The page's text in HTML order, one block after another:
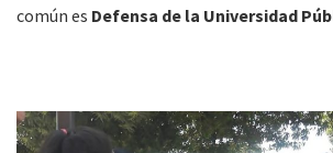
común es Defensa de la Universidad